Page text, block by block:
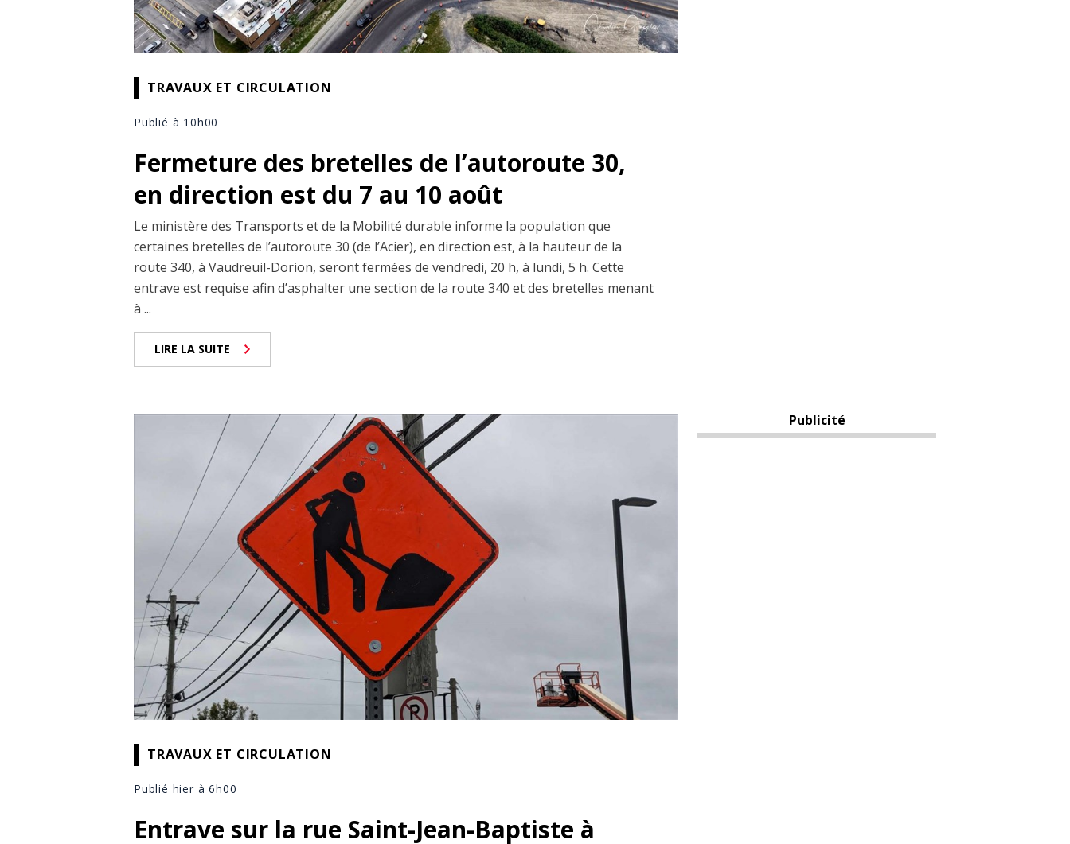
TRAVAUX ET CIRCULATION
Publié à 10h00
Fermeture des bretelles de l’autoroute 30,
en direction est du 7 au 10 août
Le ministère des Transports et de la Mobilité durable informe la population que
certaines bretelles de l’autoroute 30 (de l’Acier), en direction est, à la hauteur de la
route 340, à Vaudreuil-Dorion, seront fermées de vendredi, 20 h, à lundi, 5 h. Cette
entrave est requise afin d’asphalter une section de la route 340 et des bretelles menant
à ...
LIRE LA SUITE
TRAVAUX ET CIRCULATION
Publié hier à 6h00
Entrave sur la rue Saint-Jean-Baptiste à
Publicité